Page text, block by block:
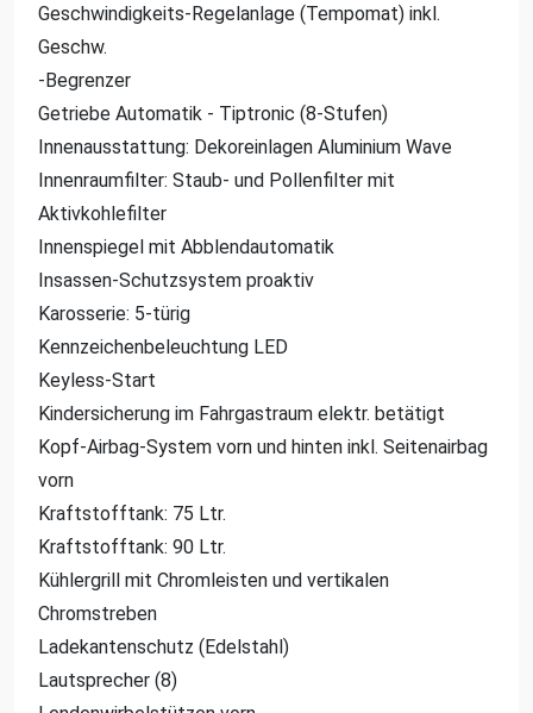
Geschwindigkeits-Regelanlage (Tempomat) inkl.
Geschw.
-Begrenzer
Getriebe Automatik - Tiptronic (8-Stufen)
Innenausstattung: Dekoreinlagen Aluminium Wave
Innenraumfilter: Staub- und Pollenfilter mit
Aktivkohlefilter
Innenspiegel mit Abblendautomatik
Insassen-Schutzsystem proaktiv
Karosserie: 5-türig
Kennzeichenbeleuchtung LED
Keyless-Start
Kindersicherung im Fahrgastraum elektr. betätigt
Kopf-Airbag-System vorn und hinten inkl. Seitenairbag
vorn
Kraftstofftank: 75 Ltr.
Kraftstofftank: 90 Ltr.
Kühlergrill mit Chromleisten und vertikalen
Chromstreben
Ladekantenschutz (Edelstahl)
Lautsprecher (8)